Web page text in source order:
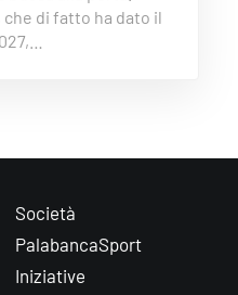
che di fatto ha dato il
Società
PalabancaSport
Iniziative